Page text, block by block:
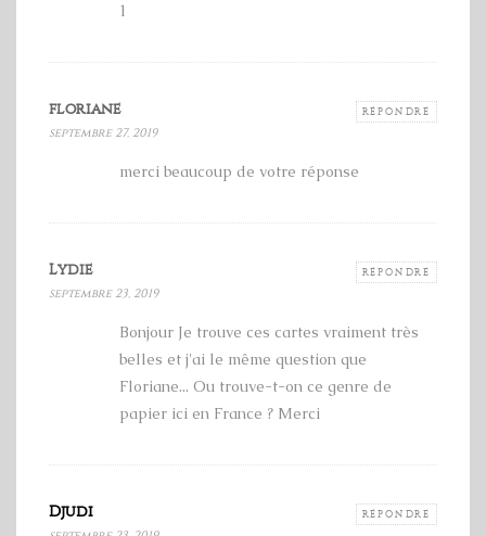
1
floriane RÉPONDRE
septembre 27, 2019
merci beaucoup de votre réponse
Lydie RÉPONDRE
septembre 23, 2019
Bonjour Je trouve ces cartes vraiment très
belles et j'ai le même question que
Floriane... Ou trouve-t-on ce genre de
papier ici en France ? Merci
Djudi RÉPONDRE